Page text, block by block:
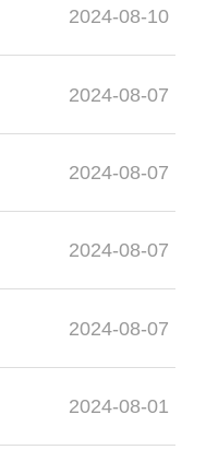
2024-08-10
2024-08-07
2024-08-07
2024-08-07
2024-08-07
2024-08-01